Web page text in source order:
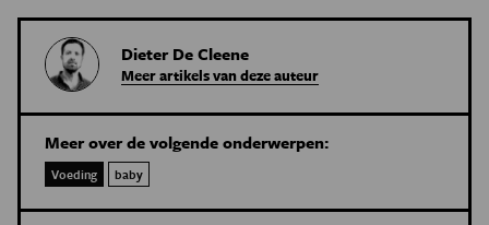
Dieter De Cleene
Meer artikels van deze auteur
Meer over de volgende onderwerpen:
Voeding baby